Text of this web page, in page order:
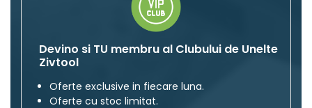
Devino si TU membru al Clubului de Unelte
Zivtool
Oferte exclusive in fiecare luna.
Oferte cu stoc limitat.